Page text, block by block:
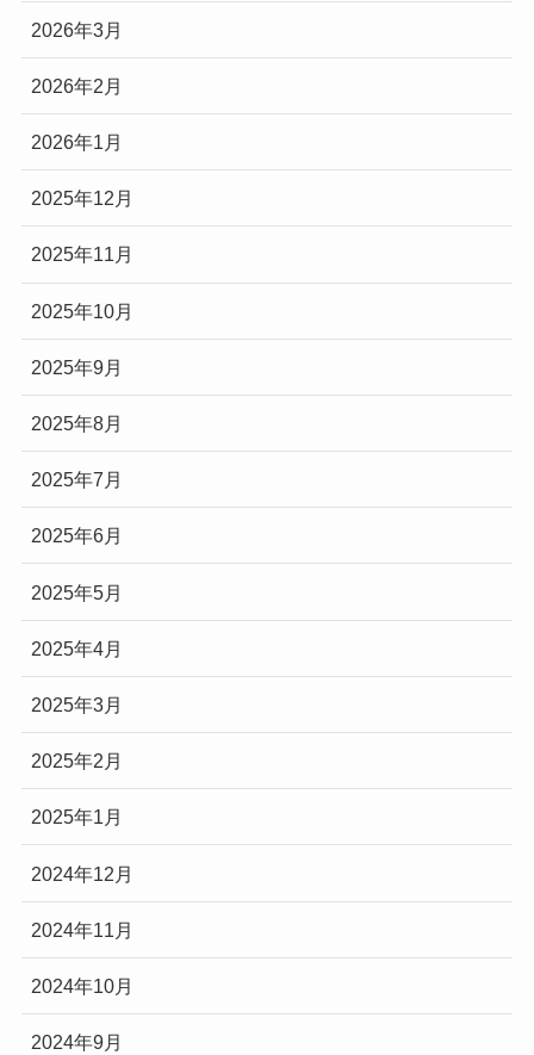
2026年3月
2026年2月
2026年1月
2025年12月
2025年11月
2025年10月
2025年9月
2025年8月
2025年7月
2025年6月
2025年5月
2025年4月
2025年3月
2025年2月
2025年1月
2024年12月
2024年11月
2024年10月
2024年9月